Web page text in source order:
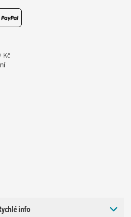
Kč
info